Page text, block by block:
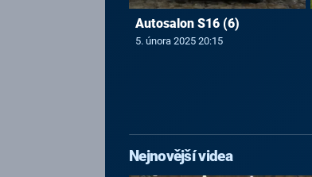
Autosalon S16 (6)
5. února 2025 20:15
Nejnovější videa